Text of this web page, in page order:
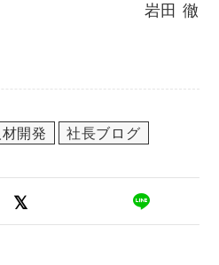
岩田 徹
材開発 社長ブログ